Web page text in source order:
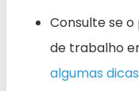
Consulte se
de trabalho
algumas